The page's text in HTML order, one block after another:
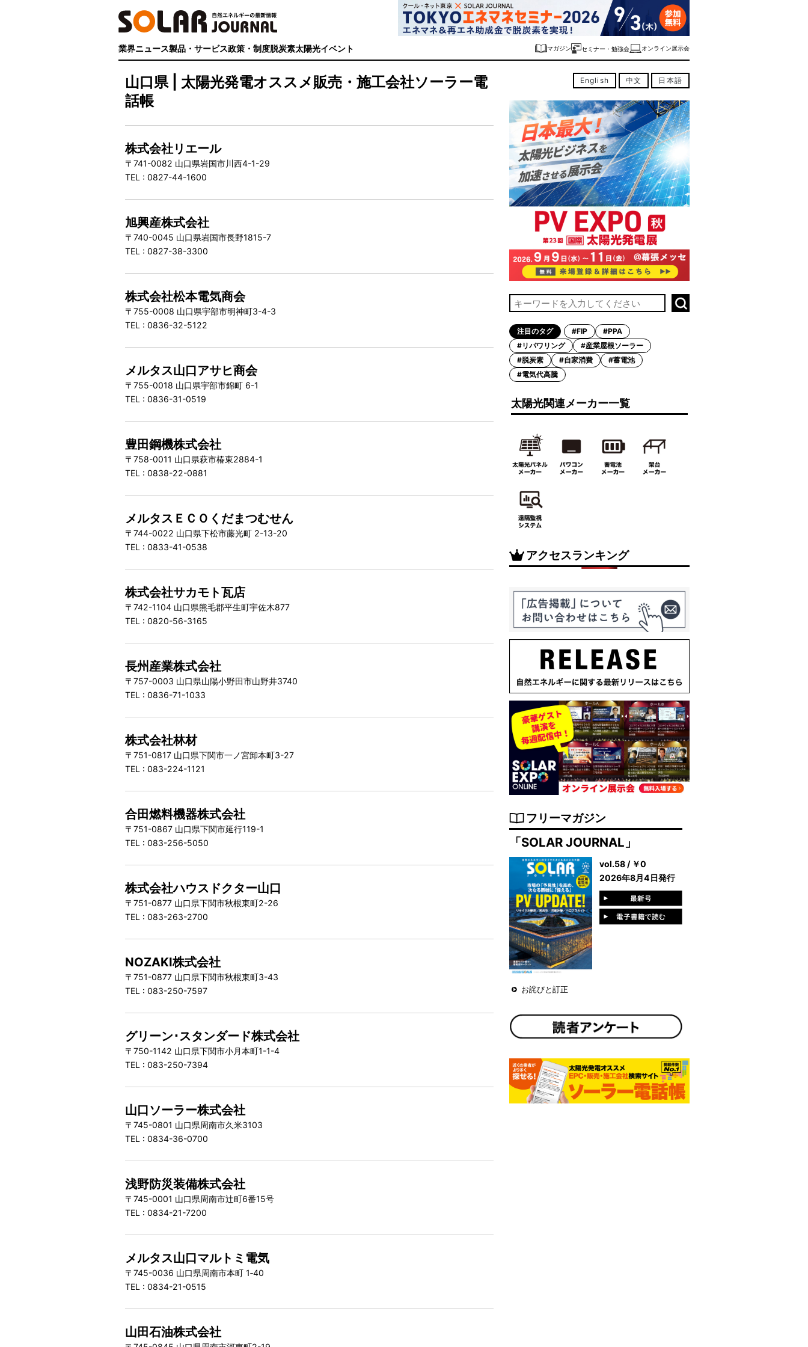
業界ニュース製品・サービス政策・制度脱炭素太陽光イベント マガジン セミナー・勉強会 オンライン展示会
山口県 | 太陽光発電オススメ販売・施工会社ソーラー電
話帳
株式会社リエール
〒741-0082 山口県岩国市川西4-1-29
TEL : 0827-44-1600
旭興産株式会社
〒740-0045 山口県岩国市長野1815-7
TEL : 0827-38-3300
株式会社松本電気商会
〒755-0008 山口県宇部市明神町3-4-3
TEL : 0836-32-5122
メルタス山口アサヒ商会
〒755-0018 山口県宇部市錦町 6-1
TEL : 0836-31-0519
豊田鋼機株式会社
〒758-0011 山口県萩市椿東2884-1
TEL : 0838-22-0881
メルタスＥＣＯくだまつむせん
〒744-0022 山口県下松市藤光町 2-13-20
TEL : 0833-41-0538
株式会社サカモト瓦店
〒742-1104 山口県熊毛郡平生町宇佐木877
TEL : 0820-56-3165
長州産業株式会社
〒757-0003 山口県山陽小野田市山野井3740
TEL : 0836-71-1033
株式会社林材
〒751-0817 山口県下関市一ノ宮卸本町3-27
TEL : 083-224-1121
合田燃料機器株式会社
〒751-0867 山口県下関市延行119-1
TEL : 083-256-5050
株式会社ハウスドクター山口
〒751-0877 山口県下関市秋根東町2-26
TEL : 083-263-2700
NOZAKI株式会社
〒751-0877 山口県下関市秋根東町3-43
TEL : 083-250-7597
グリーン･スタンダード株式会社
〒750-1142 山口県下関市小月本町1-1-4
TEL : 083-250-7394
山口ソーラー株式会社
〒745-0801 山口県周南市久米3103
TEL : 0834-36-0700
浅野防災装備株式会社
〒745-0001 山口県周南市辻町6番15号
TEL : 0834-21-7200
メルタス山口マルトミ電気
〒745-0036 山口県周南市本町 1‐40
TEL : 0834-21-0515
山田石油株式会社
English 中文 日本語
注目のタグ #FIP
#PPA
#リパワリング
#産業屋根ソーラー
#脱炭素
#自家消費
#蓄電池
#電気代高騰
太陽光関連メーカー一覧
アクセスランキング
フリーマガジン
「SOLAR JOURNAL」
vol.58 / ￥0
2026年8月4日発行
お詫びと訂正